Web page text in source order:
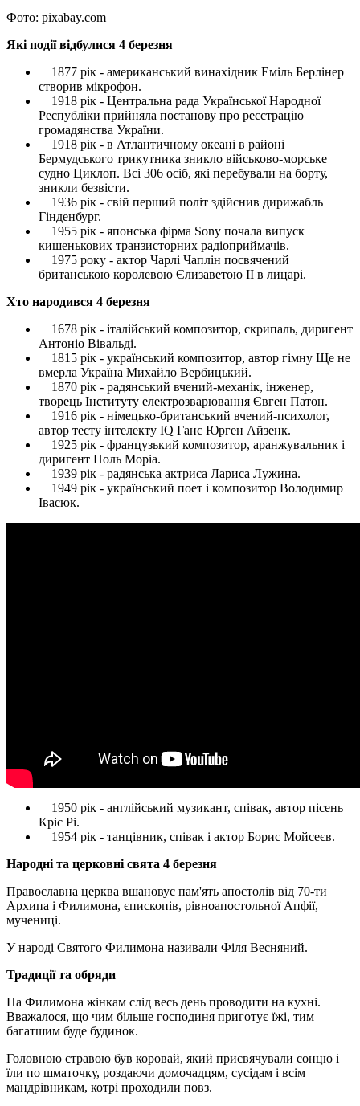
Фото: pixabay.com
Які події відбулися 4 березня
1877 рік - американський винахідник Еміль Берлінер
створив мікрофон.
1918 рік - Центральна рада Української Народної
Республіки прийняла постанову про реєстрацію
громадянства України.
1918 рік - в Атлантичному океані в районі
Бермудського трикутника зникло військово-морське
судно Циклоп. Всі 306 осіб, які перебували на борту,
зникли безвісти.
1936 рік - свій перший політ здійснив дирижабль
Гінденбург.
1955 рік - японська фірма Sony почала випуск
кишенькових транзисторних радіоприймачів.
1975 року - актор Чарлі Чаплін посвячений
британською королевою Єлизаветою II в лицарі.
Хто народився 4 березня
1678 рік - італійський композитор, скрипаль, диригент
Антоніо Вівальді.
1815 рік - український композитор, автор гімну Ще не
вмерла Україна Михайло Вербицький.
1870 рік - радянський вчений-механік, інженер,
творець Інституту електрозварювання Євген Патон.
1916 рік - німецько-британський вчений-психолог,
автор тесту інтелекту IQ Ганс Юрген Айзенк.
1925 рік - французький композитор, аранжувальник і
диригент Поль Моріа.
1939 рік - радянська актриса Лариса Лужина.
1949 рік - український поет і композитор Володимир
Івасюк.
1950 рік - англійський музикант, співак, автор пісень
Кріс Рі.
1954 рік - танцівник, співак і актор Борис Мойсеєв.
Народні та церковні свята 4 березня
Православна церква вшановує пам'ять апостолів від 70-ти
Архипа і Филимона, єпископів, рівноапостольної Апфії,
мучениці.
У народі Святого Филимона називали Філя Весняний.
Традиції та обряди
На Филимона жінкам слід весь день проводити на кухні.
Вважалося, що чим більше господиня приготує їжі, тим
багатшим буде будинок.
Головною стравою був коровай, який присвячували сонцю і
їли по шматочку, роздаючи домочадцям, сусідам і всім
мандрівникам, котрі проходили повз.